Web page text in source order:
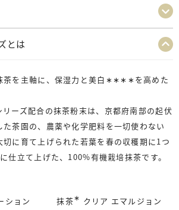
とは
を主軸に、保湿力と美白 ∗∗∗∗ を高めた
ーズ配合の抹茶粉末は、京都府南部の起伏
茶園の、農薬や化学肥料を一切使わない
に育て上げられた若葉を春の収穫期に1つ
仕立て上げた、100%有機栽培抹茶です。
ション 抹茶∗ クリア エマルジョン